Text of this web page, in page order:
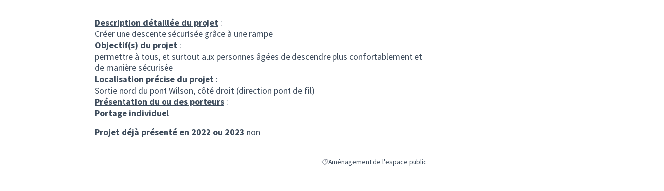
Description détaillée du projet :
Créer une descente sécurisée grâce à une rampe
Objectif(s) du projet :
permettre à tous, et surtout aux personnes âgées de descendre plus confortablement et
de manière sécurisée
Localisation précise du projet :
Sortie nord du pont Wilson, côté droit (direction pont de fil)
Présentation du ou des porteurs :
Portage individuel
Projet déjà présenté en 2022 ou 2023 non
Filtrer les résultats de la catégorie : Aménagement de l'espace public
Aménagement de l'espace public